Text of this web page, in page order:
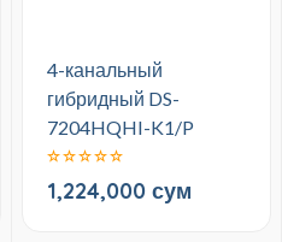
4-канальный
гибридный DS-
7204HQHI-K1/P
1,224,000 сум